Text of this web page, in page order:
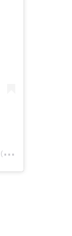
U
na publicación compartida por Chilango (@chilangocom)